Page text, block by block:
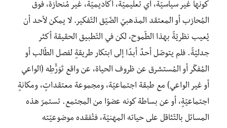
كونها غير سياسيّة، أي تعليميّة، أكاديميّة، غير مُنحازة، فوق
المُحازب أو المعتقد المذهبيّ الضّيّق التّفكير. لا يمكن لأحد أن
يُعيب نظريّةً بهذا الطّموح، لكن في التّطبيق الحقيقة أكثر
جدليّةً. فلم يتوصّل أحدٌ أبدًا إلى ابتكار طريقةٍ لفصل الطّالب أو
المُفكّر أو المُستشرق عن ظروف الحياة، عن واقع تَوَرُّطِه (الواعي
أو غير الواعي) مع طبقة اجتماعيّة، ومجموعة معتقداتٍ، ومكانةٍ
اجتماعيّةٍ، أو عن بساطة كونه عضوًا من المجتمع. تستمرّ هذه
المسائل بالتّثاقل على حياته المهنيّة، فتُفقده موضوعيّته